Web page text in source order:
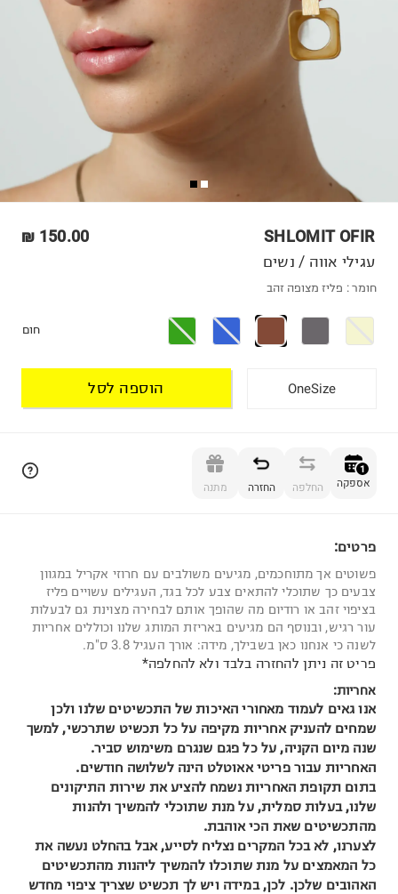
SHLOMIT OFIR
150.00 ₪
עגילי אווה / נשים
חומר : פליז מצופה זהב
חום
OneSize הוספה לסל
1
אספקה החלפה החזרה מתנה
פרטים:
פשוטים אך מתוחכמים, מגיעים משולבים עם חרוזי אקריל במגוון
צבעים כך שתוכלי להתאים צבע לכל בגד, העגילים עשויים פליז
בציפוי זהב או רודיום מה שהופך אותם לבחירה מצוינת גם לבעלות
עור רגיש, ובנוסף הם מגיעים באריזת המותג שלנו וכוללים אחריות
לשנה כי אנחנו כאן בשבילך, מידה: אורך העגיל 3.8 ס"מ.
פריט זה ניתן להחזרה בלבד ולא להחלפה*
אחריות:
אנו גאים לעמוד מאחורי האיכות של התכשיטים שלנו ולכן
שמחים להעניק אחריות מקיפה על כל תכשיט שתרכשי, למשך
שנה מיום הקניה, על כל פגם שנגרם משימוש סביר.
האחריות עבור פריטי אאוטלט הינה לשלושה חודשים.
בתום תקופת האחריות נשמח להציע את שירות התיקונים
שלנו, בעלות סמלית, על מנת שתוכלי להמשיך ולהנות
מהתכשיטים שאת הכי אוהבת.
לצערנו, לא בכל המקרים נצליח לסייע, אבל בהחלט נעשה את
כל המאמצים על מנת שתוכלו להמשיך ליהנות מהתכשיטים
האהובים שלכן. לכן, במידה ויש לך תכשיט שצריך ציפוי מחדש